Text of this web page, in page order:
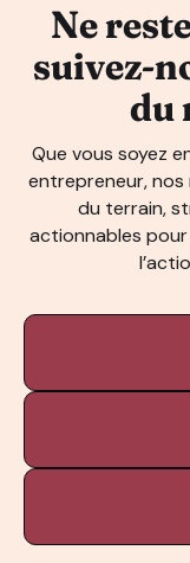
Ne
suivez-
du
Que vous soyez
entrepreneur, nos
du terrain,
actionnables